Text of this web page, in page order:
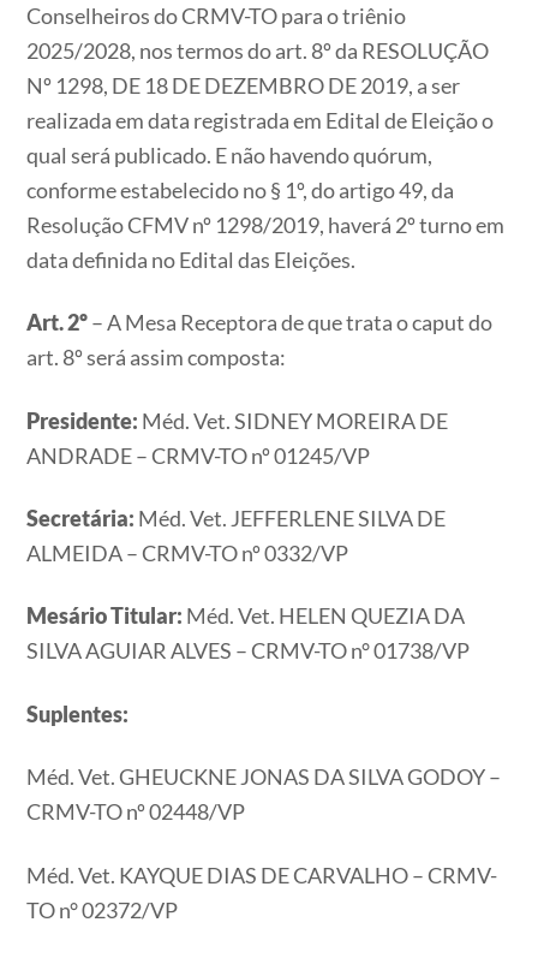
Conselheiros do CRMV-TO para o triênio
2025/2028, nos termos do art. 8º da RESOLUÇÃO
Nº 1298, DE 18 DE DEZEMBRO DE 2019, a ser
realizada em data registrada em Edital de Eleição o
qual será publicado. E não havendo quórum,
conforme estabelecido no § 1º, do artigo 49, da
Resolução CFMV nº 1298/2019, haverá 2º turno em
data definida no Edital das Eleições.
Art. 2º– A Mesa Receptora de que trata o caput do
art. 8º será assim composta:
Presidente: Méd. Vet. SIDNEY MOREIRA DE
ANDRADE – CRMV-TO nº 01245/VP
Secretária: Méd. Vet. JEFFERLENE SILVA DE
ALMEIDA – CRMV-TO nº 0332/VP
Mesário Titular: Méd. Vet. HELEN QUEZIA DA
SILVA AGUIAR ALVES – CRMV-TO n° 01738/VP
Suplentes:
Méd. Vet. GHEUCKNE JONAS DA SILVA GODOY –
CRMV-TO nº 02448/VP
Méd. Vet. KAYQUE DIAS DE CARVALHO – CRMV-
TO n° 02372/VP